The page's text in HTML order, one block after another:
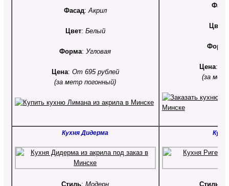
Фасад:Акрил
Цвет: Белый
Форма:Угловая
Цена: От 695 рублей
(за метр погонный)
Цвет
Цена:
(за
Кухня Дидерма
Стиль:Модерн Стиль